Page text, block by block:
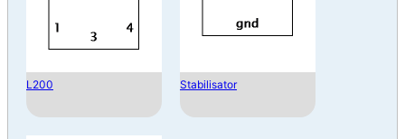
L200 Stabilisator